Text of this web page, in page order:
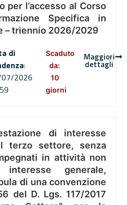
per l’accesso al Corso
Specifica in
– triennio 2026/2029
di
:
2026
Scaduto
da:
10
giorni
Maggiori
dettagli
di interesse
terzo settore, senza
in attività non
generale,
di una convenzione
del D. Lgs. 117/2017